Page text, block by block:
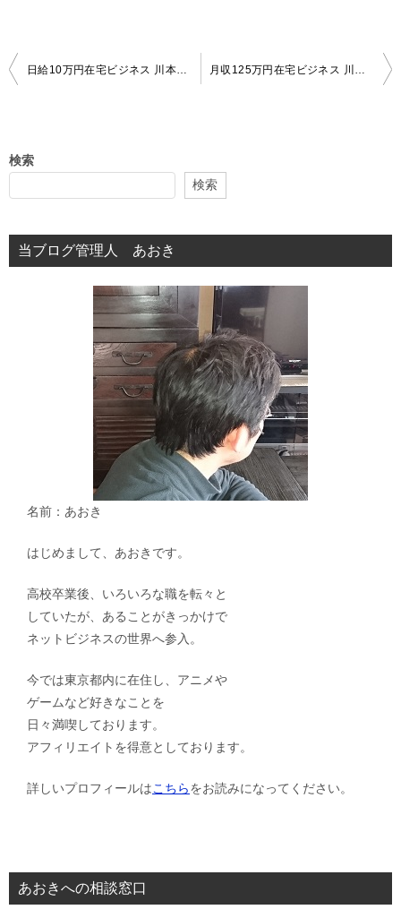
投
ビ
シ
ョ
日給10万円在宅ビジネス 川本真義 日本初のプロジェクトとかｗ 月収125万円在宅ビジネス 川本真義 どうせリスト取りが目的なんでしょｗ
検索
検索
当ブログ管理人 あおき
名前：あおき
はじめまして、あおきです。
高校卒業後、いろいろな職を転々と
していたが、あることがきっかけで
ネットビジネスの世界へ参入。
今では東京都内に在住し、アニメや
ゲームなど好きなことを
日々満喫しております。
アフィリエイトを得意としております。
詳しいプロフィールはこちらをお読みになってください。
あおきへの相談窓口